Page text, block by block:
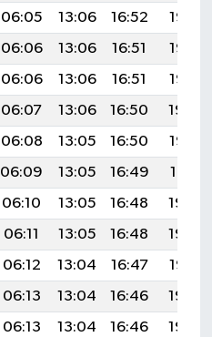
06:05 13:06 16:52
19:58
06:06 13:06 16:51
19:56
06:06 13:06 16:51
19:55
06:07 13:06 16:50
19:54
06:08 13:05 16:50
19:53
06:09 13:05 16:49
19:51
06:10 13:05 16:48
19:50
06:11 13:05 16:48
19:49
06:12 13:04 16:47
19:47
06:13 13:04 16:46
19:46
06:13 13:04 16:46 19:44